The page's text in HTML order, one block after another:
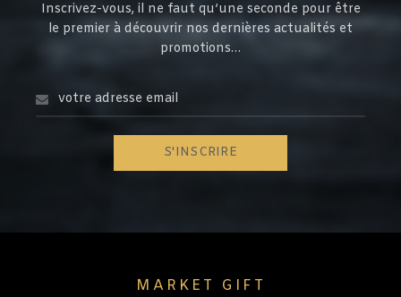
Inscrivez-vous, il ne faut qu’une seconde pour être
le premier à découvrir nos dernières actualités et
promotions…
MARKET GIFT